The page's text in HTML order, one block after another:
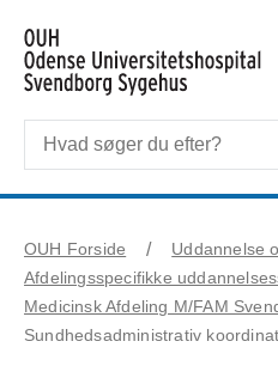
OUH Forside
Uddannelse
Afdelingsspecifikke
Medicinsk Afdeling M/FAM
Sundhedsadministrativ